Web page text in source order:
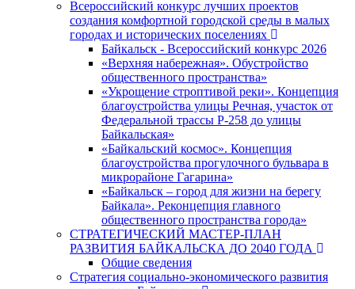
Всероссийский конкурс лучших проектов
создания комфортной городской среды в малых
городах и исторических поселениях
Байкальск - Всероссийский конкурс 2026
«Верхняя набережная». Обустройство
общественного пространства»
«Укрощение строптивой реки». Концепция
благоустройства улицы Речная, участок от
Федеральной трассы Р-258 до улицы
Байкальская»
«Байкальский космос». Концепция
благоустройства прогулочного бульвара в
микрорайоне Гагарина»
«Байкальск – город для жизни на берегу
Байкала». Реконцепция главного
общественного пространства города»
СТРАТЕГИЧЕСКИЙ МАСТЕР-ПЛАН
РАЗВИТИЯ БАЙКАЛЬСКА ДО 2040 ГОДА
Общие сведения
Стратегия социально-экономического развития